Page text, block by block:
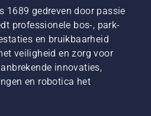
te voldoen.
assortiment kettingzagen
kettingzagen.
1689 gedreven door passie
professionele bos-, park-
en bruikbaarheid
veiligheid en zorg voor
innovaties,
en robotica het